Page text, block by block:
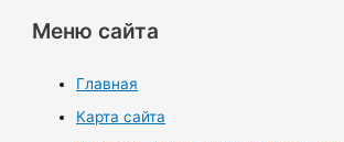
Меню сайта
Главная
Карта сайта